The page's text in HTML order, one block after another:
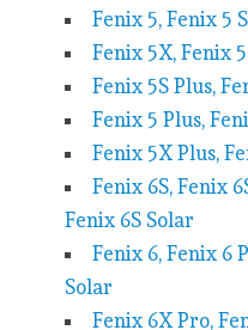
Fenix 5, Fenix 5
Fenix 5X, Fenix
Fenix 5S Plus,
Fenix 5 Plus,
Fenix 5X Plus,
Fenix 6S, Fenix
Fenix 6S Solar
Fenix 6, Fenix 6
Solar
Fenix 6X Pro,